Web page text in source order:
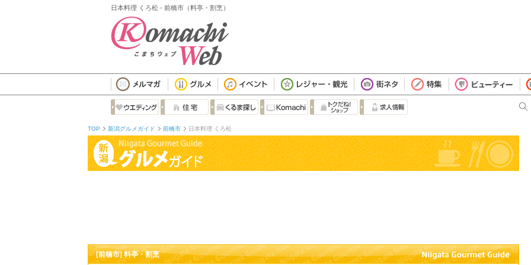
日本料理 くろ松 - 前橋市（料亭・割烹）
TOP 新潟グルメガイド 前橋市 日本料理 くろ松
[前橋市] 料亭・割烹